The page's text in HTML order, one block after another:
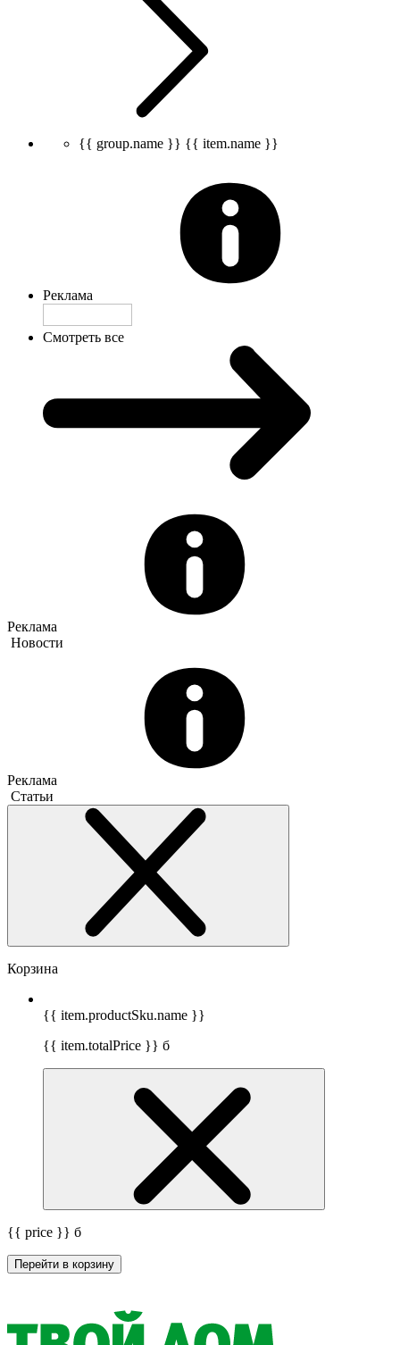
{{ group.name }} {{ item.name }}
Реклама
Смотреть все
Реклама
Новости
Реклама
Статьи
Корзина
{{ item.productSku.name }}
{{ item.totalPrice }} б
{{ price }} б
Перейти в корзину